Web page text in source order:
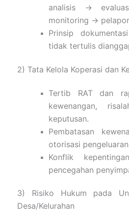
analisis →
monitoring →
Prinsip
tidak tertulis
2) Tata Kelola Koperasi dan
Tertib RAT dan
kewenangan,
keputusan.
Pembatasan
otorisasi
Konflik
pencegahan
3) Risiko Hukum pada
Desa/Kelurahan